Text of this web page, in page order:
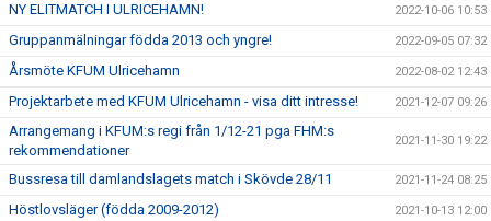
NY ELITMATCH I ULRICEHAMN! 2022-10-06 10:53
Gruppanmälningar födda 2013 och yngre! 2022-09-05 07:32
Årsmöte KFUM Ulricehamn 2022-08-02 12:43
Projektarbete med KFUM Ulricehamn - visa ditt intresse! 2021-12-07 09:26
Arrangemang i KFUM:s regi från 1/12-21 pga FHM:s
rekommendationer
2021-11-30 19:22
Bussresa till damlandslagets match i Skövde 28/11 2021-11-24 08:25
Höstlovsläger (födda 2009-2012) 2021-10-13 12:00